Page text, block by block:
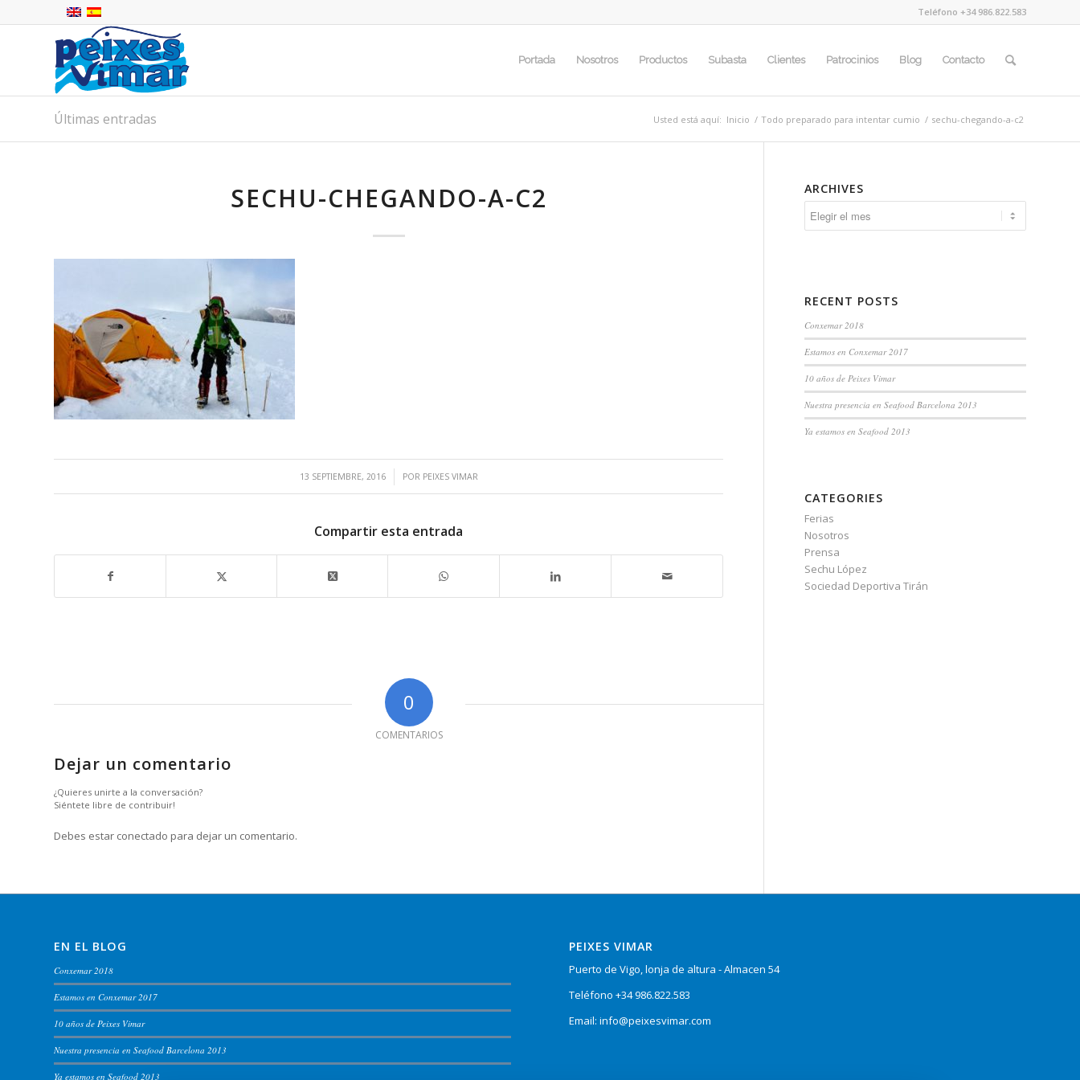
Teléfono +34 986.822.583
Portada Nosotros Productos Subasta Clientes Patrocinios Blog Contacto
Últimas entradas Usted está aquí: Inicio / Todo preparado para intentar cumio / sechu-chegando-a-c2
SECHU-CHEGANDO-A-C2
13 SEPTIEMBRE, 2016
/ POR PEIXES VIMAR
Compartir esta entrada
0
COMENTARIOS
Dejar un comentario
¿Quieres unirte a la conversación?
Siéntete libre de contribuir!
Debes estar conectado para dejar un comentario.
ARCHIVES
RECENT POSTS
Conxemar 2018
Estamos en Conxemar 2017
10 años de Peixes Vimar
Nuestra presencia en Seafood Barcelona 2013
Ya estamos en Seafood 2013
CATEGORIES
Ferias
Nosotros
Prensa
Sechu López
Sociedad Deportiva Tirán
EN EL BLOG
Conxemar 2018
Estamos en Conxemar 2017
10 años de Peixes Vimar
Nuestra presencia en Seafood Barcelona 2013
Ya estamos en Seafood 2013
PEIXES VIMAR
Puerto de Vigo, lonja de altura - Almacen 54
Teléfono +34 986.822.583
Email:info@peixesvimar.com